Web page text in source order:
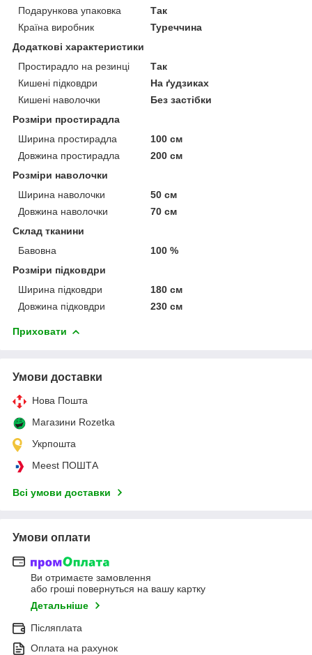
Подарункова упаковка
Так
Країна виробник
Туреччина
Додаткові характеристики
Простирадло на резинці
Так
Кишені підковдри
На ґудзиках
Кишені наволочки
Без застібки
Розміри простирадла
Ширина простирадла
100 см
Довжина простирадла
200 см
Розміри наволочки
Ширина наволочки
50 см
Довжина наволочки
70 см
Склад тканини
Бавовна
100 %
Розміри підковдри
Ширина підковдри
180 см
Довжина підковдри
230 см
Приховати
Умови доставки
Нова Пошта
Магазини Rozetka
Укрпошта
Meest ПОШТА
Всі умови доставки
Умови оплати
Ви отримаєте замовлення
або гроші повернуться на вашу картку
Детальніше
Післяплата
Оплата на рахунок